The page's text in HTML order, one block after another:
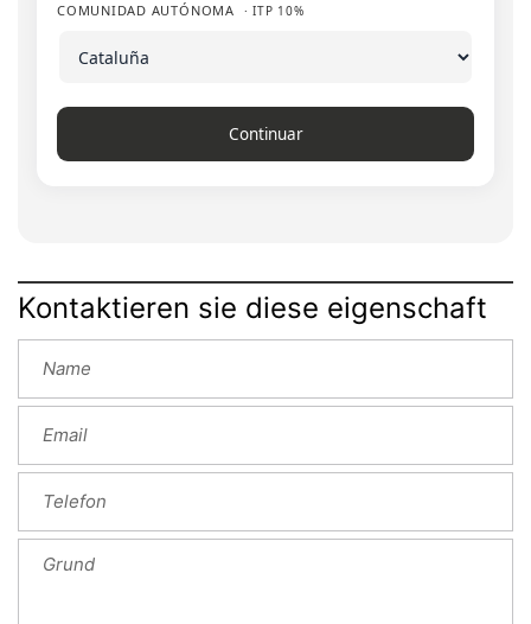
COMUNIDAD AUTÓNOMA · ITP 10%
Continuar
Kontaktieren sie diese eigenschaft